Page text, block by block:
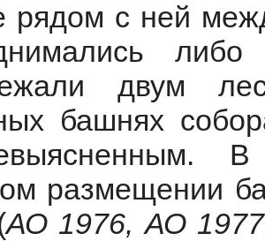
рядом с ней
двум
башнях
В
размещении
АО 1976, АО